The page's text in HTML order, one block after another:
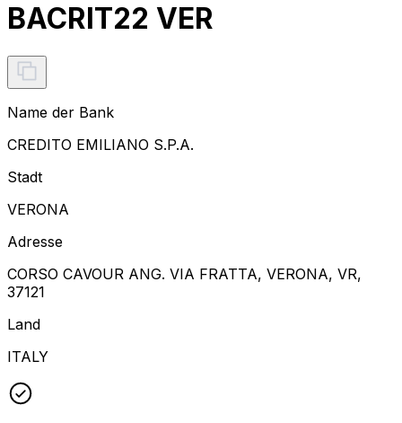
BACRIT22 VER
Name der Bank
CREDITO EMILIANO S.P.A.
Stadt
VERONA
Adresse
CORSO CAVOUR ANG. VIA FRATTA, VERONA, VR,
37121
Land
ITALY